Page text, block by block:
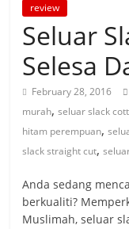
review
Seluar
Selesa
February 28, 2016
murah,seluar slack
hitam perempuan,
slack straight cut,
Anda sedang
berkualiti?
Muslimah, seluar